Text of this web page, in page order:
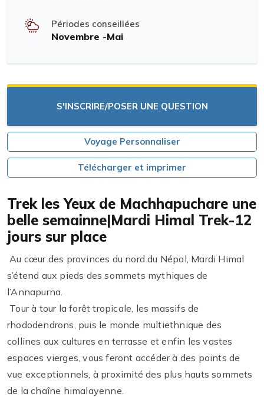
Périodes conseillées
Novembre -Mai
S'INSCRIRE/POSER UNE QUESTION
Voyage Personnaliser
Télécharger et imprimer
Trek les Yeux de Machhapuchare une
belle semainne|Mardi Himal Trek-12
jours sur place
Au cœur des provinces du nord du Népal, Mardi Himal
s’étend aux pieds des sommets mythiques de
l’Annapurna.
Tour à tour la forêt tropicale, les massifs de
rhododendrons, puis le monde multiethnique des
collines aux cultures en terrasse et enfin les vastes
espaces vierges, vous feront accéder à des points de
vue exceptionnels, à proximité des plus hauts sommets
de la chaîne himalayenne.